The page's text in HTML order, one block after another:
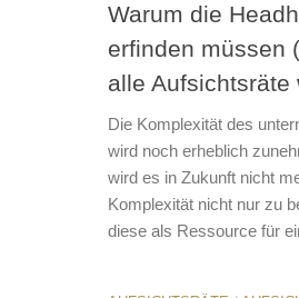
Warum die
erfinden müssen
alle Aufsichtsräte
Die Komplexität des
wird noch erheblich
wird es in Zukunft nicht
Komplexität nicht nur zu
diese als Ressource für